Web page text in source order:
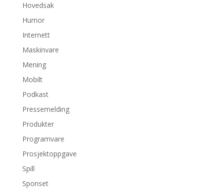
Hovedsak
Humor
Internett
Maskinvare
Mening
Mobilt
Podkast
Pressemelding
Produkter
Programvare
Prosjektoppgave
Spill
Sponset